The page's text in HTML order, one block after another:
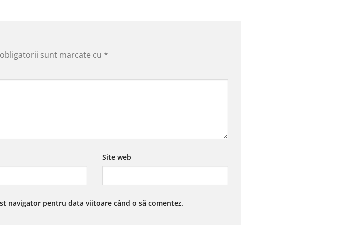
sunt marcate cu *
Site web
navigator pentru data viitoare când o să comentez.